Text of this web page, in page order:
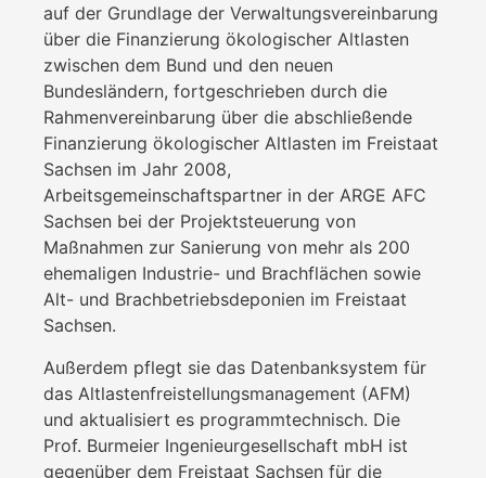
auf der Grundlage der Verwaltungsvereinbarung
über die Finanzierung ökologischer Altlasten
zwischen dem Bund und den neuen
Bundesländern, fortgeschrieben durch die
Rahmenvereinbarung über die abschließende
Finanzierung ökologischer Altlasten im Freistaat
Sachsen im Jahr 2008,
Arbeitsgemeinschaftspartner in der ARGE AFC
Sachsen bei der Projektsteuerung von
Maßnahmen zur Sanierung von mehr als 200
ehemaligen Industrie- und Brachflächen sowie
Alt- und Brachbetriebsdeponien im Freistaat
Sachsen.
Außerdem pflegt sie das Datenbanksystem für
das Altlastenfreistellungsmanagement (AFM)
und aktualisiert es programmtechnisch. Die
Prof. Burmeier Ingenieurgesellschaft mbH ist
gegenüber dem Freistaat Sachsen für die